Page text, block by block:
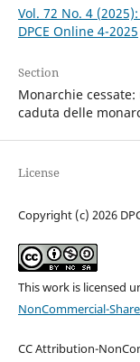
Vol. 72 No. 4
DPCE Online 4-2025
Section
Monarchie
caduta delle
License
Copyright (c) 2026
This work is licensed
NonCommercial-
CC Attribution-